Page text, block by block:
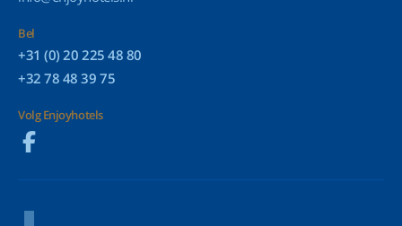
Bel
+31 (0) 20 225 48 80
+32 78 48 39 75
Volg Enjoyhotels